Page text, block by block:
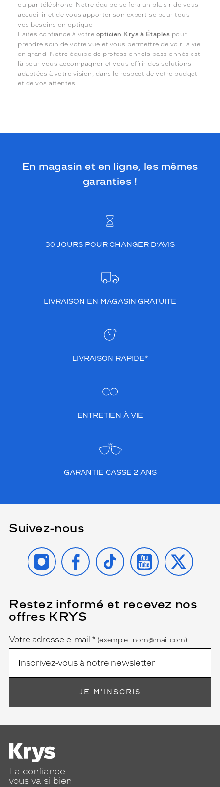
ou par téléphone. Notre équipe se fera un plaisir de vous
accueillir et de vous apporter son expertise pour tous
vos besoins en optique.
Faites confiance à votre opticien Krys à Étaples pour
prendre soin de votre vue et vous permettre de voir la vie
en grand. Notre équipe de professionnels passionnés est
là pour vous accompagner et vous offrir des solutions
adaptées à votre vision, dans le respect de votre budget
et de vos attentes.
En magasin et en ligne, les mêmes
garanties !
30 JOURS POUR CHANGER D’AVIS
LIVRAISON EN MAGASIN GRATUITE
LIVRAISON RAPIDE*
ENTRETIEN À VIE
GARANTIE CASSE 2 ANS
Suivez-nous
INSTAGRAMFACEBOOK
TIKTOK YOUTUBE
X
Restez informé et recevez nos
offres KRYS
Name
Votre adresse e-mail *
(Ce
champ
est
(exemple : nom@mail.com)
JE M'INSCRIS
La confiance
vous va si bien